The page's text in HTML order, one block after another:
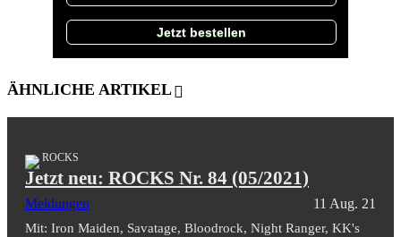
Jetzt bestellen
ÄHNLICHE ARTIKEL
ROCKS
Jetzt neu: ROCKS Nr. 84 (05/2021)
Meldungen 11 Aug. 21
Mit: Iron Maiden, Savatage, Bloodrock, Night Ranger, KK's